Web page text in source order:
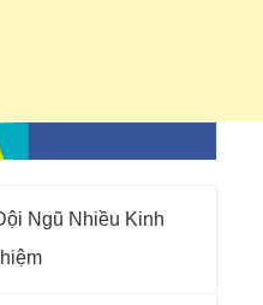
Ngũ Nhiều Kinh